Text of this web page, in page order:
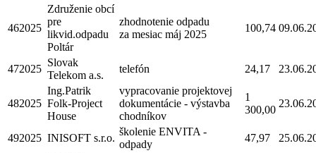
462025
Združenie obcí
pre
likvid.odpadu
Poltár
zhodnotenie odpadu
za mesiac máj 2025
100,74
472025
Slovak
Telekom a.s.
telefón 24,17
482025
Ing.Patrik
Folk-Project
House
vypracovanie projektovej
dokumentácie - výstavba
chodníkov
1
300,00
492025 INISOFT s.r.o.
školenie ENVITA -
odpady
47,97